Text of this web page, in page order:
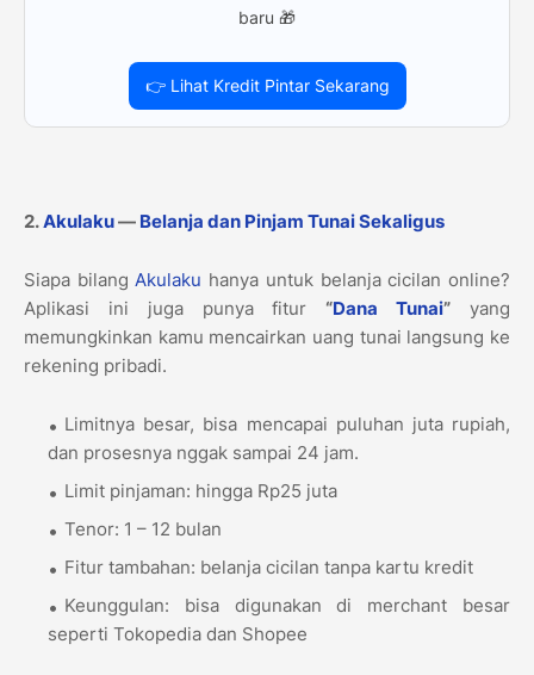
baru 🎁
👉 Lihat Kredit Pintar Sekarang
2.Akulaku— Belanja dan Pinjam Tunai Sekaligus
Siapa bilangAkulaku hanya untuk belanja cicilan online?
Aplikasi ini juga punya fitur“Dana Tunai” yang
memungkinkan kamu mencairkan uang tunai langsung ke
rekening pribadi.
Limitnya besar, bisa mencapai puluhan juta rupiah,
dan prosesnya nggak sampai 24 jam.
Limit pinjaman: hingga Rp25 juta
Tenor: 1 – 12 bulan
Fitur tambahan: belanja cicilan tanpa kartu kredit
Keunggulan: bisa digunakan di merchant besar
seperti Tokopedia dan Shopee